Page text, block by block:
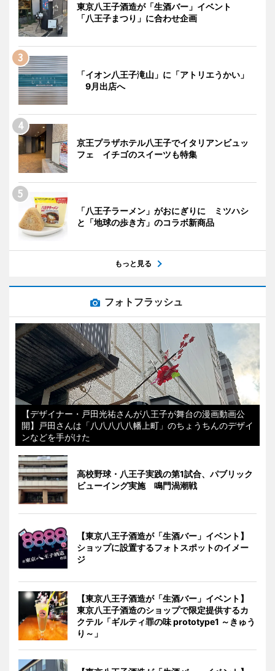
東京八王子酒造が「生酒バー」イベント
「八王子まつり」に合わせ企画
「イオン八王子滝山」に「アトリエうかい」
9月出店へ
京王プラザホテル八王子でイタリアンビュッ
フェ イチゴのスイーツも特集
「八王子ラーメン」がおにぎりに ミツハシ
と「地球の歩き方」のコラボ新商品
もっと見る
フォトフラッシュ
【デザイナー・戸田光祐さんが八王子が舞台の漫画動画公
開】戸田さんは「八八八八八幡上町」のちょうちんのデザイ
ンなどを手がけた
高校野球・八王子実践の第1試合、パブリック
ビューイング実施 鳴門渦潮戦
【東京八王子酒造が「生酒バー」イベント】
ショップに設置するフォトスポットのイメー
ジ
【東京八王子酒造が「生酒バー」イベント】
東京八王子酒造のショップで限定提供するカ
クテル「ギルティ罪の味 prototype1 ～きゅう
り～」